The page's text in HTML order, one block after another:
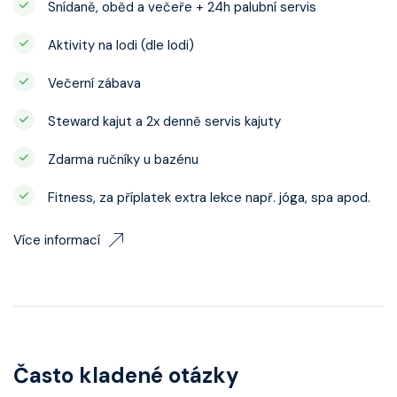
Snídaně, oběd a večeře + 24h palubní servis
Aktivity na lodi (dle lodi)
Večerní zábava
Steward kajut a 2x denně servis kajuty
Zdarma ručníky u bazénu
Fitness, za příplatek extra lekce např. jóga, spa apod.
Více informací
Často kladené otázky